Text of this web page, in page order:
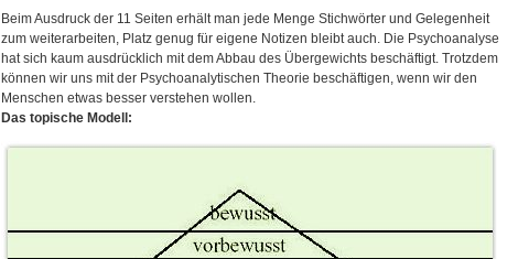
Beim Ausdruck der 11 Seiten erhält man jede Menge Stichwörter und Gelegenheit
zum weiterarbeiten, Platz genug für eigene Notizen bleibt auch. Die Psychoanalyse
hat sich kaum ausdrücklich mit dem Abbau des Übergewichts beschäftigt. Trotzdem
können wir uns mit der Psychoanalytischen Theorie beschäftigen, wenn wir den
Menschen etwas besser verstehen wollen.
Das topische Modell: